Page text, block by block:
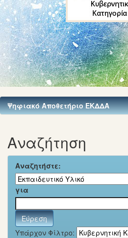
Ψηφιακό Αποθετήριο ΕΚΔΔΑ
Αναζήτηση
Αναζητήστε:
για
Υπάρχον Φίλτρο: